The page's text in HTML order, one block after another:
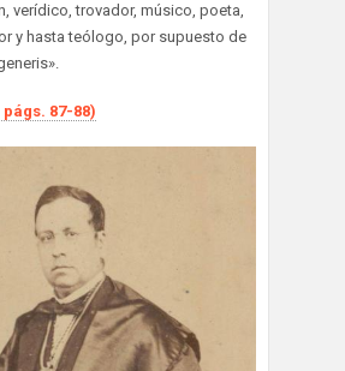
verídico, trovador, músico, poeta,
y hasta teólogo, por supuesto de
87-88)